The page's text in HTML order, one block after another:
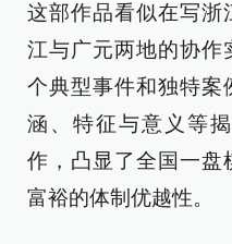
这部作品看似在写浙
江与广元两地的协作
个典型事件和独特案
涵、特征与意义等
作，凸显了全国一盘
富裕的体制优越性。